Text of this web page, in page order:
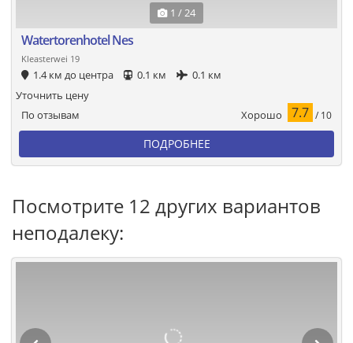
1 / 24
Watertorenhotel Nes
Kleasterwei 19
1.4 км до центра 0.1 км 0.1 км
По отзывам Хорошо 7.7 / 10
Уточнить цену
ПОДРОБНЕЕ
Посмотрите 12 других вариантов
неподалеку: